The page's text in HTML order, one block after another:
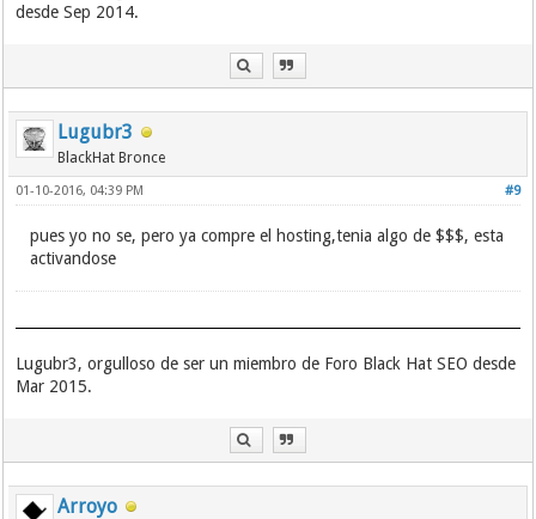
desde Sep 2014.
Lugubr3
BlackHat Bronce
#9
01-10-2016, 04:39 PM
pues yo no se, pero ya compre el hosting,tenia algo de $$$, esta
activandose
Lugubr3, orgulloso de ser un miembro de Foro Black Hat SEO desde
Mar 2015.
Arroyo